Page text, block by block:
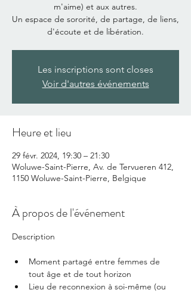
m'aime) et aux autres.
Un espace de sororité, de partage, de liens,
d'écoute et de libération.
Les inscriptions sont closes
Voir d'autres événements
Heure et lieu
29 févr. 2024, 19:30 – 21:30
Woluwe-Saint-Pierre, Av. de Tervueren 412,
1150 Woluwe-Saint-Pierre, Belgique
À propos de l'événement
Moment partagé entre femmes de
tout âge et de tout horizon
Lieu de reconnexion à soi-même (ou